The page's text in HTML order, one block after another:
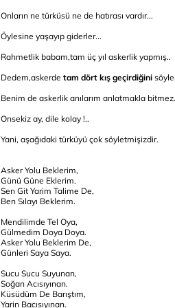
Onların ne türküsü ne de hatırası vardır...
Öylesine yaşayıp giderler...
Rahmetlik babam,tam üç yıl askerlik yapmış..
Dedem,askerde tam dört kış geçirdiğini
Benim de askerlik anılarım anlatmakla
Onsekiz ay, dile kolay !..
Yani, aşağıdaki türküyü çok söyletmişizdir.
Asker Yolu Beklerim,
Günü Güne Eklerim.
Sen Git Yarim Talime De,
Ben Sılayı Beklerim.
Mendilimde Tel Oya,
Gülmedim Doya Doya.
Asker Yolu Beklerim De,
Günleri Saya Saya.
Sucu Sucu Suyunan,
Soğan Acısıyınan.
Küsüdüm De Barıştım,
Yarin Bacısıyınan.